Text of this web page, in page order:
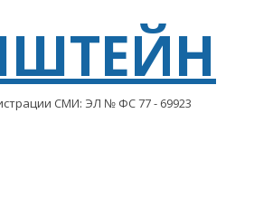
СМИ: ЭЛ № ФС 77 - 69923